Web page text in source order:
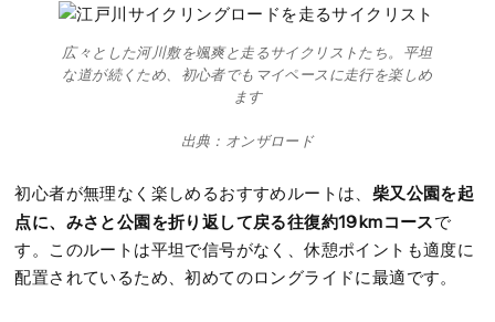
広々とした河川敷を颯爽と走るサイクリストたち。平坦
な道が続くため、初心者でもマイペースに走行を楽しめ
ます
出典：オンザロード
初心者が無理なく楽しめるおすすめルートは、 柴又公園を起
点に、みさと公園を折り返して戻る往復約19kmコースで
す。このルートは平坦で信号がなく、休憩ポイントも適度に
配置されているため、初めてのロングライドに最適です。